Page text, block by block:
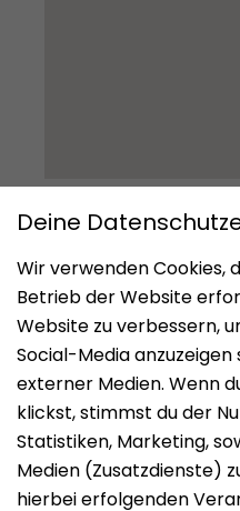
Impressum
Datenschutz
Nutzungsbedingungen